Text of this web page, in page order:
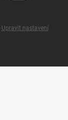
Upravit nastavení